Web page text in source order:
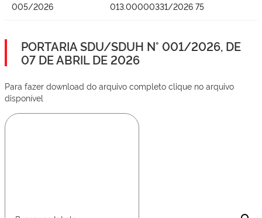
005/2026 013.00000331/2026 75
PORTARIA SDU/SDUH N° 001/2026, DE
07 DE ABRIL DE 2026
Para fazer download do arquivo completo clique no arquivo
disponível